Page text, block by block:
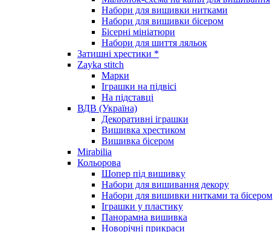
Набори для вишивки нитками
Набори для вишивки бісером
Бісерні мініатюри
Набори для шиття ляльок
Затишні хрестики *
Zayka stitch
Марки
Іграшки на підвісі
На підставці
ВДВ (Україна)
Декоративні іграшки
Вишивка хрестиком
Вишивка бісером
Mirabilia
Кольорова
Шопер під вишивку
Набори для вишивання декору
Набори для вишивки нитками та бісером
Іграшки у пластику
Панорамна вишивка
Новорічні прикраси